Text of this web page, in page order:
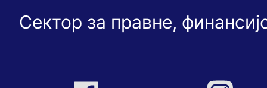
Сектор за правне,